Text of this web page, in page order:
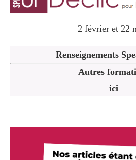
2 février et 22
Renseignements
Autres
ici